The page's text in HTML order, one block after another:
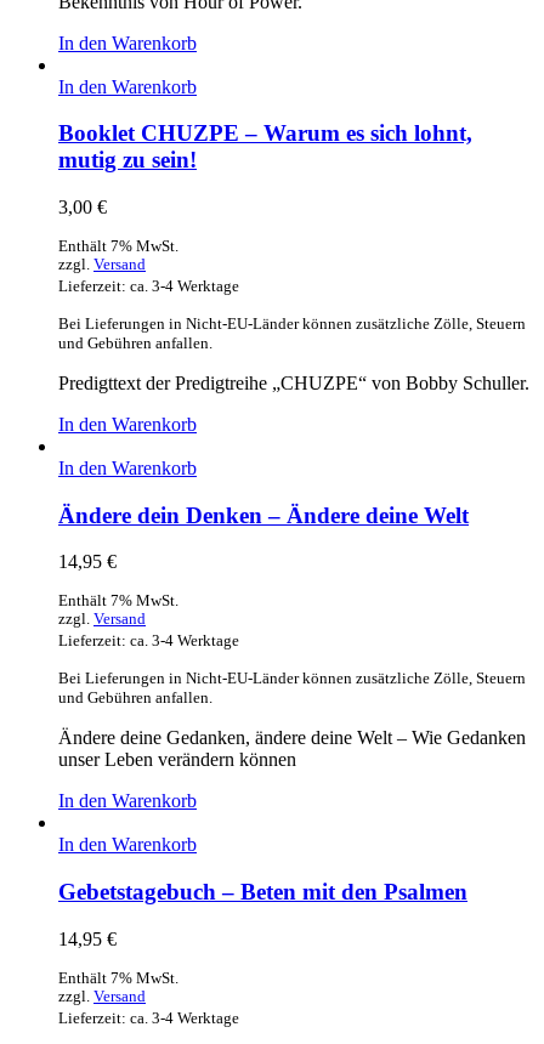
In den Warenkorb
In den Warenkorb
Booklet CHUZPE – Warum es sich lohnt,
mutig zu sein!
3,00 €
Enthält 7% MwSt.
zzgl. Versand
Lieferzeit: ca. 3-4 Werktage
Bei Lieferungen in Nicht-EU-Länder können zusätzliche Zölle, Steuern
und Gebühren anfallen.
Predigttext der Predigtreihe „CHUZPE“ von Bobby Schuller.
In den Warenkorb
In den Warenkorb
Ändere dein Denken – Ändere deine Welt
14,95 €
Enthält 7% MwSt.
zzgl. Versand
Lieferzeit: ca. 3-4 Werktage
Bei Lieferungen in Nicht-EU-Länder können zusätzliche Zölle, Steuern
und Gebühren anfallen.
Ändere deine Gedanken, ändere deine Welt – Wie Gedanken
unser Leben verändern können
In den Warenkorb
In den Warenkorb
Gebetstagebuch – Beten mit den Psalmen
14,95 €
Enthält 7% MwSt.
zzgl. Versand
Lieferzeit: ca. 3-4 Werktage